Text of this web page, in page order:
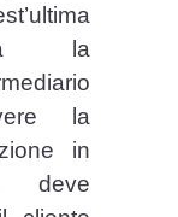
la
la
in
deve